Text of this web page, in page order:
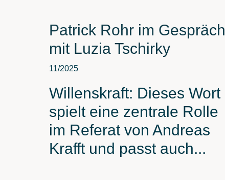
Patrick Rohr im Gespräch
mit Luzia Tschirky
11/2025
Willenskraft: Dieses Wort
spielt eine zentrale Rolle
im Referat von Andreas
Krafft und passt auch...